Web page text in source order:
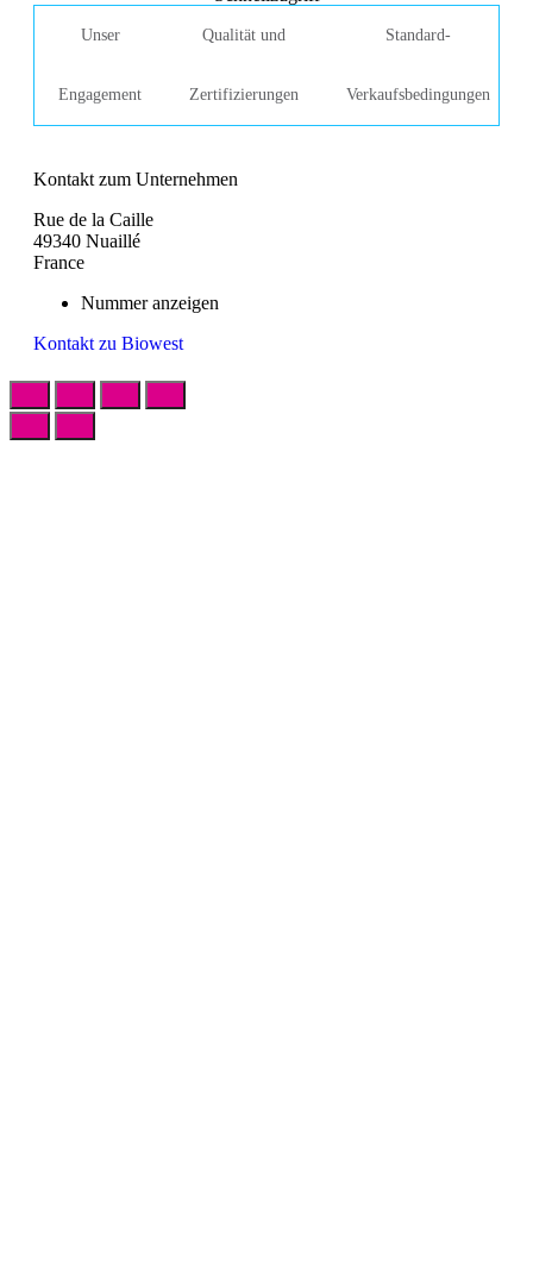
Unser
Engagement
Qualität und
Zertifizierungen
Standard-
Verkaufsbedingungen
Kontakt zum Unternehmen
Rue de la Caille
49340 Nuaillé
France
Nummer anzeigen
Kontakt zu Biowest